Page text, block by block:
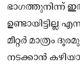
ഭാഗത്തുനിന്ന്
മീറ്റർ മാത്രം
നടക്കാൻ